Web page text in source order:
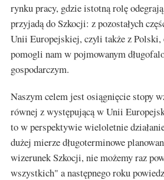
rynku pracy, gdzie istotną rolę
przyjadą do Szkocji: z pozostałych
Unii Europejskiej, czyli także z Polski,
pomogli nam w pojmowanym
gospodarczym.
Naszym celem jest osiągnięcie stopy
równej z występującą w Unii
to w perspektywie wieloletnie
dużej mierze długoterminowe
wizerunek Szkocji, nie możemy raz
wszystkich" a następnego roku